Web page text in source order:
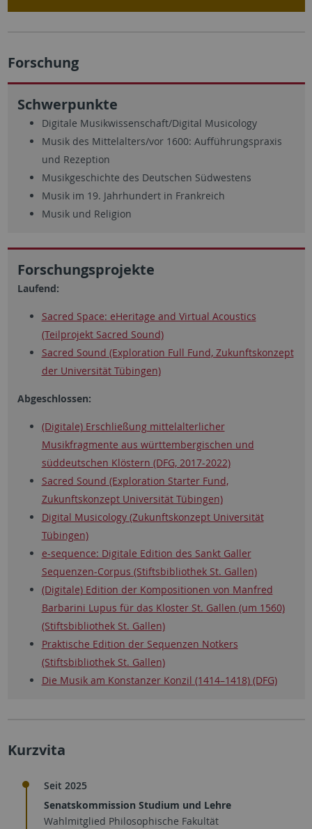
Forschung
Schwerpunkte
Digitale Musikwissenschaft/Digital Musicology
Musik des Mittelalters/vor 1600: Aufführungspraxis
und Rezeption
Musikgeschichte des Deutschen Südwestens
Musik im 19. Jahrhundert in Frankreich
Musik und Religion
Forschungsprojekte
Laufend:
Sacred Space: eHeritage and Virtual Acoustics
(Teilprojekt Sacred Sound)
Sacred Sound (Exploration Full Fund, Zukunftskonzept
der Universität Tübingen)
Abgeschlossen:
(Digitale) Erschließung mittelalterlicher
Musikfragmente aus württembergischen und
süddeutschen Klöstern (DFG, 2017-2022)
Sacred Sound (Exploration Starter Fund,
Zukunftskonzept Universität Tübingen)
Digital Musicology (Zukunftskonzept Universität
Tübingen)
e-sequence: Digitale Edition des Sankt Galler
Sequenzen-Corpus (Stiftsbibliothek St. Gallen)
(Digitale) Edition der Kompositionen von Manfred
Barbarini Lupus für das Kloster St. Gallen (um 1560)
(Stiftsbibliothek St. Gallen)
Praktische Edition der Sequenzen Notkers
(Stiftsbibliothek St. Gallen)
Die Musik am Konstanzer Konzil (1414–1418) (DFG)
Kurzvita
Seit 2025
Senatskommission Studium und Lehre
Wahlmitglied Philosophische Fakultät